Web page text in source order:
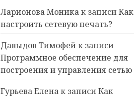
Ларионова Моникак записиКак
настроить сетевую печать?
Давыдов Тимофейк записи
Программное обеспечение для
построения и управления сетью
Гурьева Еленак записиКак